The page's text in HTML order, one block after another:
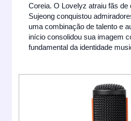
Coreia. O Lovelyz atraiu fãs
Sujeong conquistou
uma combinação de talento e
início consolidou sua imagem
fundamental da identidade